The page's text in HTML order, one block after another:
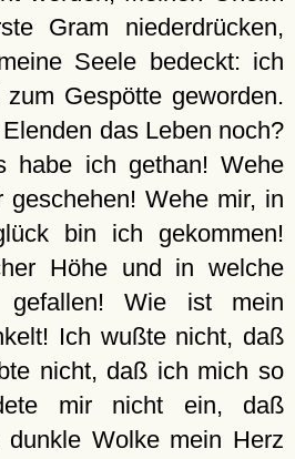
Gram niederdrücken,
Seele bedeckt: ich
Gespötte geworden.
das Leben noch?
habe ich gethan! Wehe
geschehen! Wehe mir, in
bin ich gekommen!
Höhe und in welche
Wie ist mein
Ich wußte nicht, daß
nicht, daß ich mich so
mir nicht ein, daß
Wolke mein Herz